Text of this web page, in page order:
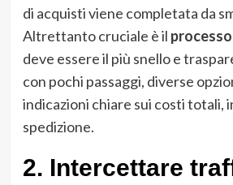
di acquisti viene completata da
Altrettanto cruciale è il
deve essere il più snello e
con pochi passaggi, diverse
indicazioni chiare sui costi totali,
spedizione.
2. Intercettare